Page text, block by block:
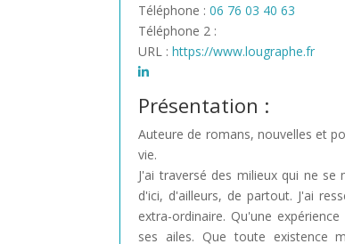
Téléphone :06 76 03 40 63
Téléphone 2 :
URL :https://www.lougraphe.fr
Présentation :
Auteure de romans, nouvelles et
vie.
J'ai traversé des milieux qui ne
d'ici, d'ailleurs, de partout. J'ai
extra-ordinaire. Qu'une
ses ailes. Que toute existence